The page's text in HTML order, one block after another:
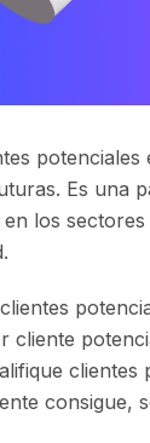
Es una
los
cliente
consigue,